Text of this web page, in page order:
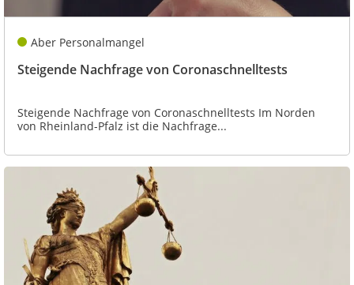
Aber Personalmangel
Steigende Nachfrage von Coronaschnelltests
Steigende Nachfrage von Coronaschnelltests Im Norden
von Rheinland-Pfalz ist die Nachfrage...